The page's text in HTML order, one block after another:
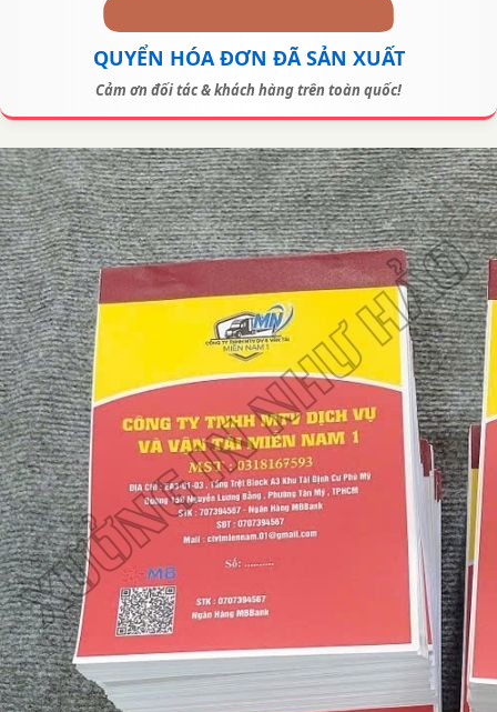
QUYỂN HÓA ĐƠN ĐÃ SẢN XUẤT
Cảm ơn đối tác & khách hàng trên toàn quốc!